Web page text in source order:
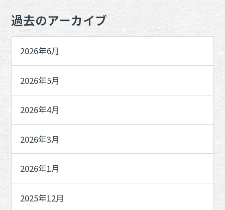
過去のアーカイブ
2026年6月
2026年5月
2026年4月
2026年3月
2026年1月
2025年12月